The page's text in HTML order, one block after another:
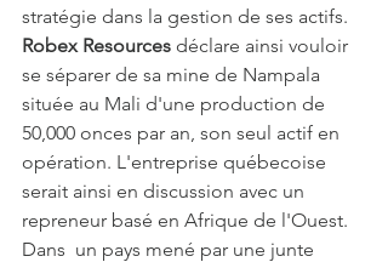
stratégie dans la gestion de ses actifs.
Robex Resources déclare ainsi vouloir
se séparer de sa mine de Nampala
située au Mali d'une production de
50,000 onces par an, son seul actif en
opération. L'entreprise québecoise
serait ainsi en discussion avec un
repreneur basé en Afrique de l'Ouest.
Dans  un pays mené par une junte